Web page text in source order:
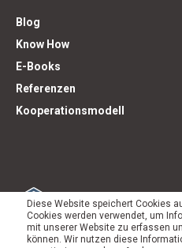
Diese Website speichert Cookies
Cookies werden verwendet, um
mit unserer Website zu erfassen
können. Wir nutzen diese
Blog
Know How
E-Books
Referenzen
Kooperationsmodell